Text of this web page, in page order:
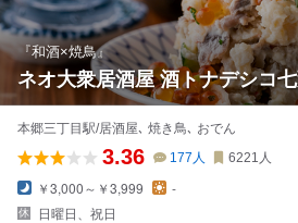
『和酒×焼鳥』
ネオ大衆居酒屋 酒トナデシコ
本郷三丁目駅/居酒屋､ 焼き鳥､ おでん
3.36 177 人 6221 人
￥3,000～￥3,999
-
日曜日、祝日